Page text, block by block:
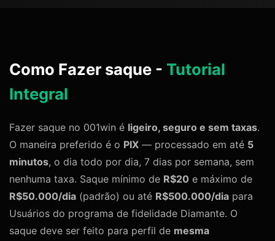
Como Fazer saque - Tutorial
Integral
Fazer saque no 001win é ligeiro, seguro e sem taxas.
O maneira preferido é o PIX — processado em até 5
minutos, o dia todo por dia, 7 dias por semana, sem
nenhuma taxa. Saque mínimo de R$20 e máximo de
R$50.000/dia (padrão) ou até R$500.000/dia para
Usuários do programa de fidelidade Diamante. O
saque deve ser feito para perfil de mesma